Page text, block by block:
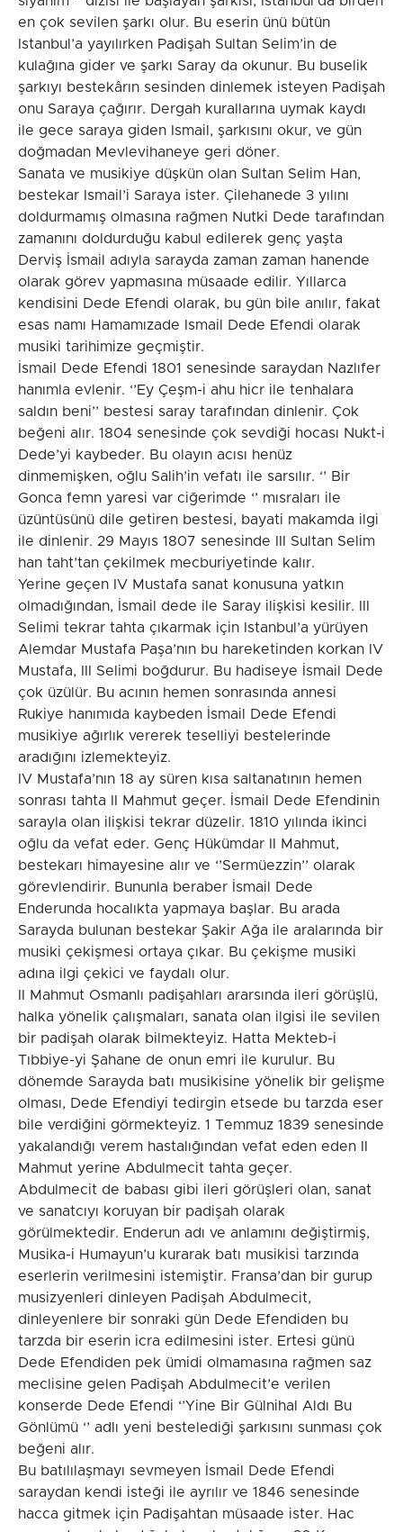
en çok sevilen şarkı olur. Bu eserin ünü bütün
Istanbul’a yayılırken Padişah Sultan Selim’in de
kulağına gider ve şarkı Saray da okunur. Bu buselik
şarkıyı bestekârın sesinden dinlemek isteyen Padişah
onu Saraya çağırır. Dergah kurallarına uymak kaydı
ile gece saraya giden Ismail, şarkısını okur, ve gün
doğmadan Mevlevihaneye geri döner.
Sanata ve musikiye düşkün olan Sultan Selim Han,
bestekar Ismail’i Saraya ister. Çilehanede 3 yılını
doldurmamış olmasına rağmen Nutki Dede tarafından
zamanını doldurduğu kabul edilerek genç yaşta
Derviş İsmail adıyla sarayda zaman zaman hanende
olarak görev yapmasına müsaade edilir. Yıllarca
kendisini Dede Efendi olarak, bu gün bile anılır, fakat
esas namı Hamamızade Ismail Dede Efendi olarak
musiki tarihimize geçmiştir.
İsmail Dede Efendi 1801 senesinde saraydan Nazlıfer
hanımla evlenir. ‘’Ey Çeşm-i ahu hicr ile tenhalara
saldın beni’’ bestesi saray tarafından dinlenir. Çok
beğeni alır. 1804 senesinde çok sevdiği hocası Nukt-i
Dede’yi kaybeder. Bu olayın acısı henüz
dinmemişken, oğlu Salih’in vefatı ile sarsılır. ‘’ Bir
Gonca femn yaresi var ciğerimde ‘’ mısraları ile
üzüntüsünü dile getiren bestesi, bayati makamda ilgi
ile dinlenir. 29 Mayıs 1807 senesinde III Sultan Selim
han taht’tan çekilmek mecburiyetinde kalır.
Yerine geçen IV Mustafa sanat konusuna yatkın
olmadığından, İsmail dede ile Saray ilişkisi kesilir. III
Selimi tekrar tahta çıkarmak için Istanbul’a yürüyen
Alemdar Mustafa Paşa’nın bu hareketinden korkan IV
Mustafa, III Selimi boğdurur. Bu hadiseye İsmail Dede
çok üzülür. Bu acının hemen sonrasında annesi
Rukiye hanımıda kaybeden İsmail Dede Efendi
musikiye ağırlık vererek teselliyi bestelerinde
aradığını izlemekteyiz.
IV Mustafa’nın 18 ay süren kısa saltanatının hemen
sonrası tahta II Mahmut geçer. İsmail Dede Efendinin
sarayla olan ilişkisi tekrar düzelir. 1810 yılında ikinci
oğlu da vefat eder. Genç Hükümdar II Mahmut,
bestekarı himayesine alır ve ‘’Sermüezzin’’ olarak
görevlendirir. Bununla beraber İsmail Dede
Enderunda hocalıkta yapmaya başlar. Bu arada
Sarayda bulunan bestekar Şakir Ağa ile aralarında bir
musiki çekişmesi ortaya çıkar. Bu çekişme musiki
adına ilgi çekici ve faydalı olur.
II Mahmut Osmanlı padişahları ararsında ileri görüşlü,
halka yönelik çalışmaları, sanata olan ilgisi ile sevilen
bir padişah olarak bilmekteyiz. Hatta Mekteb-i
Tıbbiye-yi Şahane de onun emri ile kurulur. Bu
dönemde Sarayda batı musikisine yönelik bir gelişme
olması, Dede Efendiyi tedirgin etsede bu tarzda eser
bile verdiğini görmekteyiz. 1 Temmuz 1839 senesinde
yakalandığı verem hastalığından vefat eden eden II
Mahmut yerine Abdulmecit tahta geçer.
Abdulmecit de babası gibi ileri görüşleri olan, sanat
ve sanatcıyı koruyan bir padişah olarak
görülmektedir. Enderun adı ve anlamını değiştirmiş,
Musika-i Humayun’u kurarak batı musikisi tarzında
eserlerin verilmesini istemiştir. Fransa’dan bir gurup
musizyenleri dinleyen Padişah Abdulmecit,
dinleyenlere bir sonraki gün Dede Efendiden bu
tarzda bir eserin icra edilmesini ister. Ertesi günü
Dede Efendiden pek ümidi olmamasına rağmen saz
meclisine gelen Padişah Abdulmecit’e verilen
konserde Dede Efendi ‘’Yine Bir Gülnihal Aldı Bu
Gönlümü ‘’ adlı yeni bestelediği şarkısını sunması çok
beğeni alır.
Bu batılılaşmayı sevmeyen İsmail Dede Efendi
saraydan kendi isteği ile ayrılır ve 1846 senesinde
hacca gitmek için Padişahtan müsaade ister. Hac